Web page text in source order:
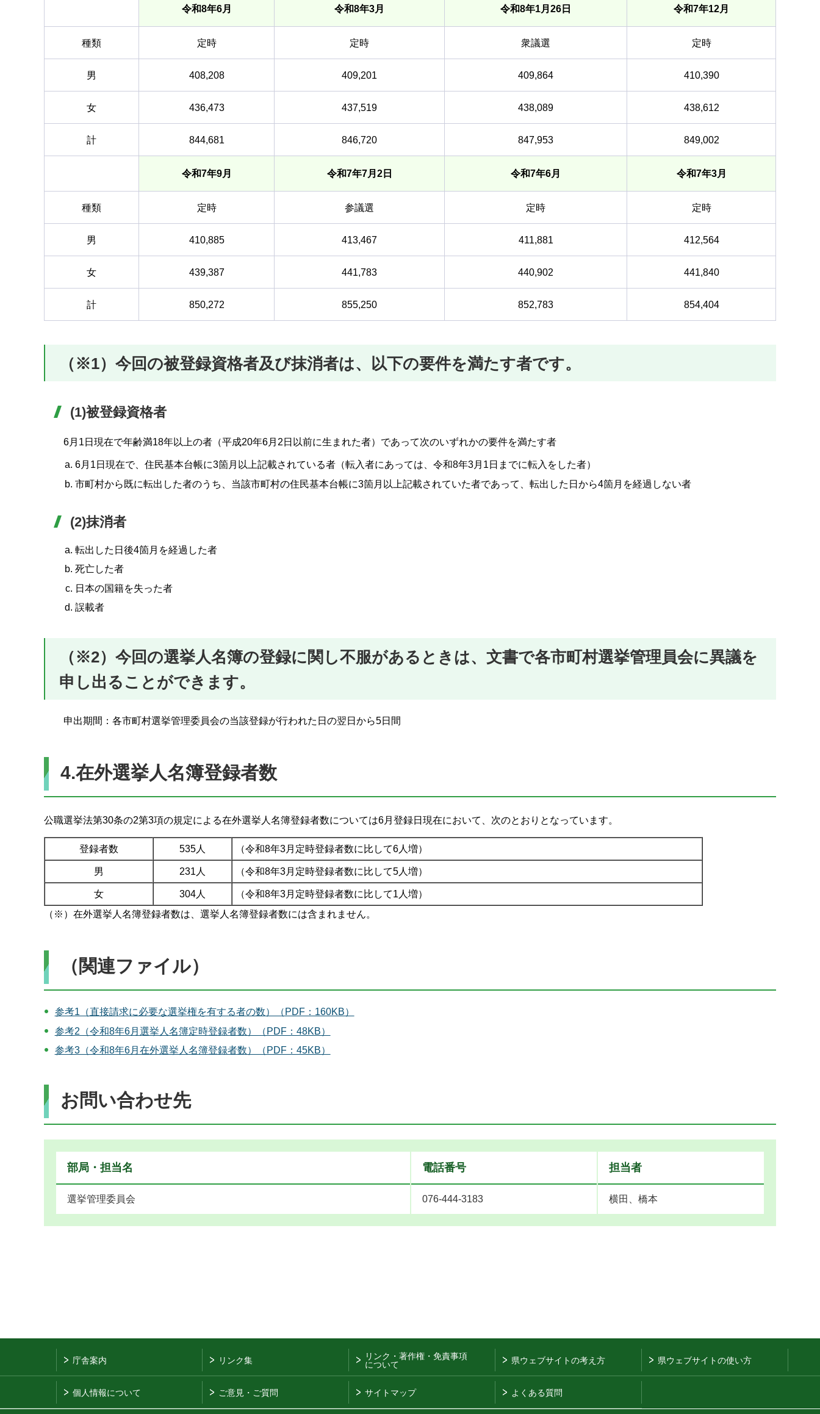
令和8年6月 令和8年3月 令和8年1月26日 令和7年12月
種類 定時 定時 衆議選 定時
男 408,208 409,201 409,864 410,390
女 436,473 437,519 438,089 438,612
計 844,681 846,720 847,953 849,002
令和7年9月 令和7年7月2日 令和7年6月 令和7年3月
種類 定時 参議選 定時 定時
男 410,885 413,467 411,881 412,564
女 439,387 441,783 440,902 441,840
計 850,272 855,250 852,783 854,404
（※1）今回の被登録資格者及び抹消者は、以下の要件を満たす者です。
(1)被登録資格者
6月1日現在で年齢満18年以上の者（平成20年6月2日以前に生まれた者）であって次のいずれかの要件を満たす者
6月1日現在で、住民基本台帳に3箇月以上記載されている者（転入者にあっては、令和8年3月1日までに転入をした者）
市町村から既に転出した者のうち、当該市町村の住民基本台帳に3箇月以上記載されていた者であって、転出した日から4箇月を経過しない者
(2)抹消者
転出した日後4箇月を経過した者
死亡した者
日本の国籍を失った者
誤載者
（※2）今回の選挙人名簿の登録に関し不服があるときは、文書で各市町村選挙管理員会に異議を
申し出ることができます。
申出期間：各市町村選挙管理委員会の当該登録が行われた日の翌日から5日間
4.在外選挙人名簿登録者数
公職選挙法第30条の2第3項の規定による在外選挙人名簿登録者数については6月登録日現在において、次のとおりとなっています。
登録者数 535人 （令和8年3月定時登録者数に比して6人増）
男 231人 （令和8年3月定時登録者数に比して5人増）
女 304人
（令和8年3月定時登録者数に比して1人増）
（※）在外選挙人名簿登録者数は、選挙人名簿登録者数には含まれません。
（関連ファイル）
参考1（直接請求に必要な選挙権を有する者の数）（PDF：160KB）
参考2（令和8年6月選挙人名簿定時登録者数）（PDF：48KB）
参考3（令和8年6月在外選挙人名簿登録者数）（PDF：45KB）
お問い合わせ先
部局・担当名 電話番号 担当者
選挙管理委員会 076-444-3183 横田、橋本
庁舎案内 リンク集
リンク・著作権・免責事項
について
県ウェブサイトの考え方 県ウェブサイトの使い方
個人情報について ご意見・ご質問 サイトマップ よくある質問